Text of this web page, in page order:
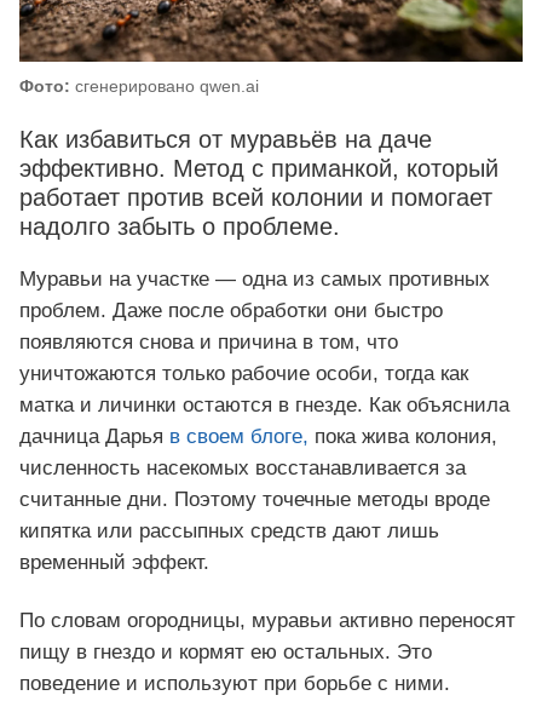
Фото: сгенерировано qwen.ai
Как избавиться от муравьёв на даче
эффективно. Метод с приманкой, который
работает против всей колонии и помогает
надолго забыть о проблеме.
Муравьи на участке — одна из самых противных
проблем. Даже после обработки они быстро
появляются снова и причина в том, что
уничтожаются только рабочие особи, тогда как
матка и личинки остаются в гнезде. Как объяснила
дачница Дарья в своем блоге, пока жива колония,
численность насекомых восстанавливается за
считанные дни. Поэтому точечные методы вроде
кипятка или рассыпных средств дают лишь
временный эффект.
По словам огородницы, муравьи активно переносят
пищу в гнездо и кормят ею остальных. Это
поведение и используют при борьбе с ними.